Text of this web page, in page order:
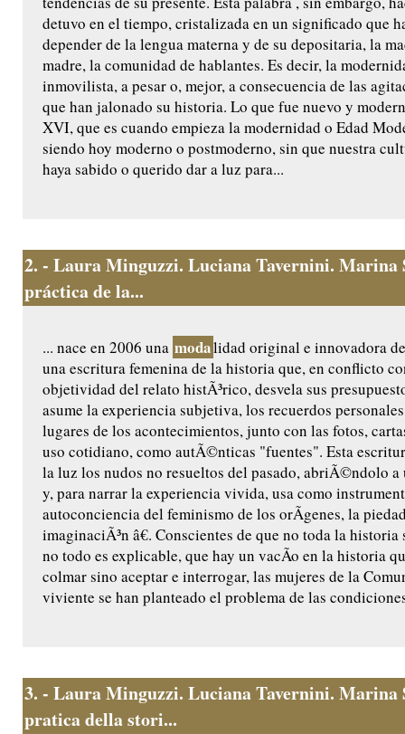
detuvo en el tiempo, cristalizada en un significado que
depender de la lengua materna y de su depositaria, la
madre, la comunidad de hablantes. Es decir, la
inmovilista, a pesar o, mejor, a consecuencia de las
que han jalonado su historia. Lo que fue nuevo y
XVI, que es cuando empieza la modernidad o Edad
siendo hoy moderno o postmoderno, sin que nuestra
haya sabido o querido dar a luz para...
2. - Laura Minguzzi. Luciana Tavernini. Marina
práctica de la...
... nace en 2006 una modalidad original e innovadora
una escritura femenina de la historia que, en conflicto
objetividad del relato histÃ³rico, desvela sus
asume la experiencia subjetiva, los recuerdos
lugares de los acontecimientos, junto con las fotos,
uso cotidiano, como autÃ©nticas "fuentes". Esta
la luz los nudos no resueltos del pasado, abriÃ©ndolo a
y, para narrar la experiencia vivida, usa como
autoconciencia del feminismo de los orÃ­genes, la
imaginaciÃ³n â€. Conscientes de que no toda la historia
no todo es explicable, que hay un vacÃ­o en la historia
colmar sino aceptar e interrogar, las mujeres de la
viviente se han planteado el problema de las
3. - Laura Minguzzi. Luciana Tavernini. Marina
pratica della stori...